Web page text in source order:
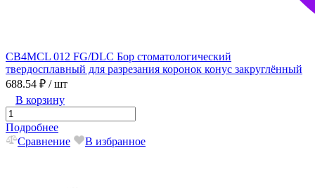
CB4MCL 012 FG/DLC Бор стоматологический
твердосплавный для разрезания коронок конус закруглённый
688.54 ₽ / шт
В корзину
Подробнее
Сравнение
В избранное